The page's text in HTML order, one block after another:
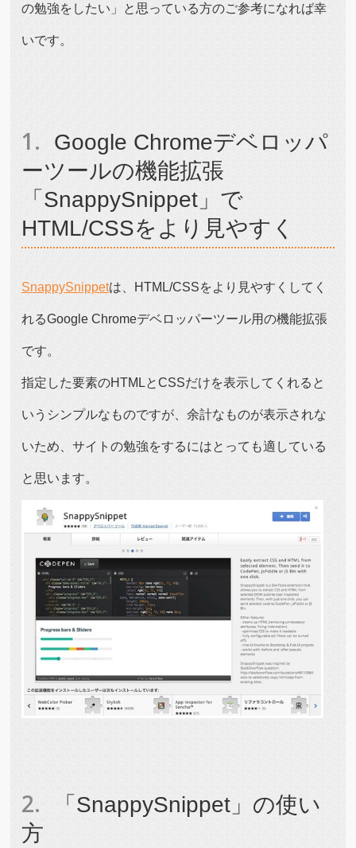
の勉強をしたい」と思っている方のご参考になれば幸
いです。
Google Chromeデベロッパ
ーツールの機能拡張
「SnappySnippet」で
HTML/CSSをより見やすく
SnappySnippetは、HTML/CSSをより見やすくしてく
れるGoogle Chromeデベロッパーツール用の機能拡張
です。
指定した要素のHTMLとCSSだけを表示してくれると
いうシンプルなものですが、余計なものが表示されな
いため、サイトの勉強をするにはとっても適している
と思います。
「SnappySnippet」の使い
方